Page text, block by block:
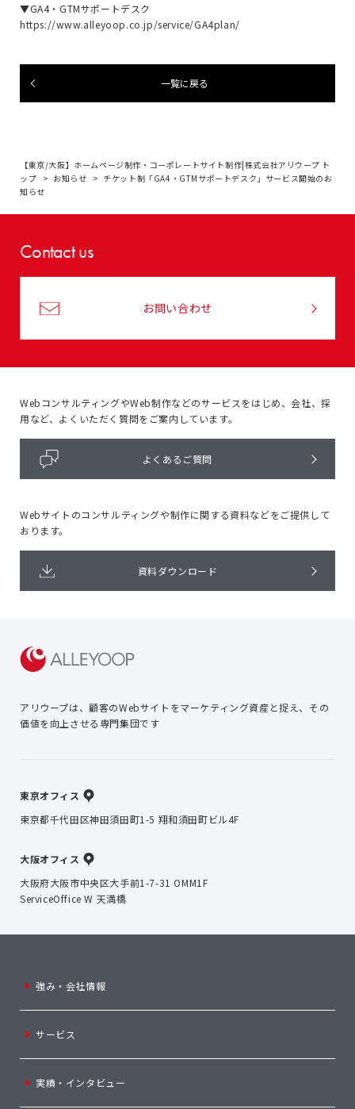
▼GA4・GTMサポートデスク
https://www.alleyoop.co.jp/service/GA4plan/
一覧に戻る
【東京/大阪】ホームページ制作・コーポレートサイト制作|株式会社アリウープ ト
ップ
お知らせ
チケット制「GA4・GTMサポートデスク」サービス開始のお
知らせ
Contact us
お問い合わせ
WebコンサルティングやWeb制作などのサービスをはじめ、会社、採
用など、よくいただく質問をご案内しています。
よくあるご質問
Webサイトのコンサルティングや制作に関する資料などをご提供して
おります。
資料ダウンロード
アリウープは、顧客のWebサイトをマーケティング資産と捉え、 その
価値を向上させる専門集団です
東京オフィス
東京都千代田区神田須田町1-5 翔和須田町ビル4F
大阪オフィス
大阪府大阪市中央区大手前1-7-31 OMM1F
ServiceOffice W 天満橋
強み・会社情報
サービス
実績・インタビュー